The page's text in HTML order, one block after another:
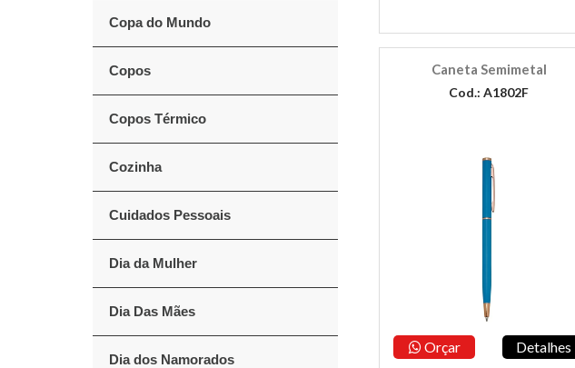
Copa do Mundo
Copos
Copos Térmico
Cozinha
Cuidados Pessoais
Dia da Mulher
Dia Das Mães
Dia dos Namorados
Caneta Semimetal
Cod.: A1802F
Orçar Detalhes